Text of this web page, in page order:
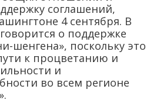
соглашений,
4 сентября. В
о поддержке
шенгена», поскольку это
к процветанию и
и
во всем регионе